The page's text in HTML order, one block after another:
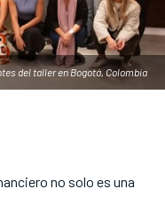
del taller en Bogotá, Colombia
no solo es una